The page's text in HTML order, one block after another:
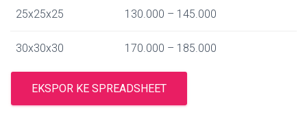
25x25x25 130.000 – 145.000
30x30x30 170.000 – 185.000
EKSPOR KE SPREADSHEET